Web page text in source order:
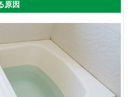
原因